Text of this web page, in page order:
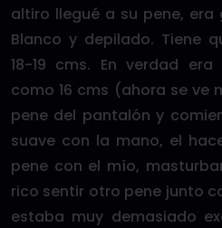
altiro llegué a su pene, era
Blanco y depilado. Tiene
18-19 cms. En verdad
como 16 cms (ahora se ve
pene del pantalón y
suave con la mano, el
pene con el mío,
rico sentir otro pene junto
estaba muy demasiado